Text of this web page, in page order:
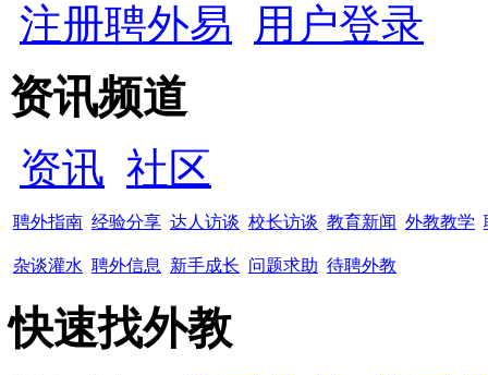
注册聘外易 用户登录
资讯频道
资讯 社区
聘外指南 经验分享 达人访谈 校长访谈 教育新闻 外教教学
杂谈灌水 聘外信息 新手成长 问题求助 待聘外教
快速找外教